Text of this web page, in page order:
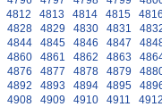
4812 4813 4814 4815
4828 4829 4830 4831
4844 4845 4846 4847
4860 4861 4862 4863
4876 4877 4878 4879
4892 4893 4894 4895
4908 4909 4910 4911